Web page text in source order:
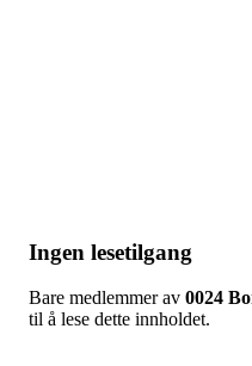
Ingen lesetilgang
Bare medlemmer av 0024
til å lese dette innholdet.